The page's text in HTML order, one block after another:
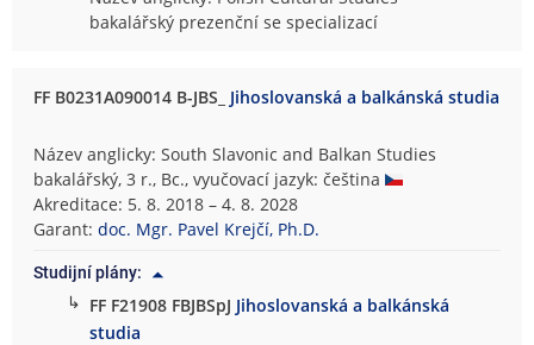
bakalářský prezenční se specializací
FF B0231A090014 B-JBS_ Jihoslovanská a balkánská studia
Název anglicky: South Slavonic and Balkan Studies
bakalářský, 3 r., Bc., vyučovací jazyk: čeština
Akreditace: 5. 8. 2018 – 4. 8. 2028
Garant:doc. Mgr. Pavel Krejčí, Ph.D.
Studijní plány:
↳ FF F21908 FBJBSpJ Jihoslovanská a balkánská
studia